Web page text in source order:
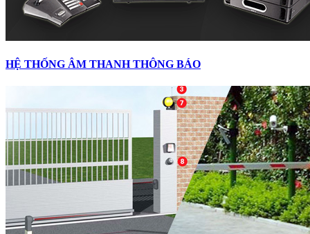
HỆ THỐNG ÂM THANH THÔNG BÁO